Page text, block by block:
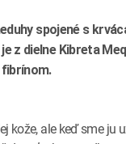
spojené s
z dielne Kibreta
fibrínom.
kože, ale keď sme ju